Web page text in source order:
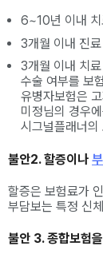
6~10년 이내 치
3개월 이내 진
3개월 이내 치
수술 여부를 보
유병자보험은
미정님의 경우
시그널플래너의
불안2. 할증이나
할증은 보험료가
부담보는 특정 신
불안 3. 종합보험